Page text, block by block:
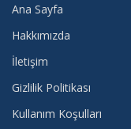
Ana Sayfa
Hakkımızda
İletişim
Gizlilik Politikası
Kullanım Koşulları